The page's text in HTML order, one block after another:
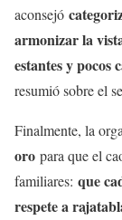
aconsejó
armonizar la
estantes y pocos
resumió sobre el
Finalmente, la
oro para que el
familiares: que
respete a